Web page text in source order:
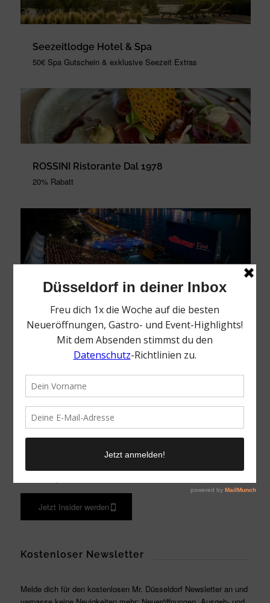
Seezeitlodge Hotel & Spa
50€ Spa Gutschein & exklusive Seezeit Extras
ROSSINI Ristorante Dal 1978
20% Rabatt
alltours Kino
Zu allen Vorteilen
Mr. Düsseldorf Insider
Du möchtest sofort Bescheid wissen, wenn ein besonderes
Event, Pop-Up und vieles mehr in Düsseldorf stattfinden? Werde
Jetzt Insider werden
Kostenloser Newsletter
Melde dich für den kostenlosen Mr. Düsseldorf Newsletter an und